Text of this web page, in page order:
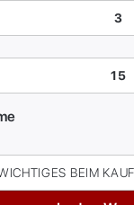
BEIM